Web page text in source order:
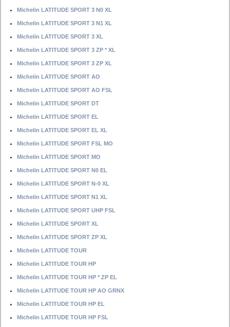
Michelin LATITUDE SPORT 3 N0 XL
Michelin LATITUDE SPORT 3 N1 XL
Michelin LATITUDE SPORT 3 XL
Michelin LATITUDE SPORT 3 ZP * XL
Michelin LATITUDE SPORT 3 ZP XL
Michelin LATITUDE SPORT AO
Michelin LATITUDE SPORT AO FSL
Michelin LATITUDE SPORT DT
Michelin LATITUDE SPORT EL
Michelin LATITUDE SPORT EL XL
Michelin LATITUDE SPORT FSL MO
Michelin LATITUDE SPORT MO
Michelin LATITUDE SPORT N0 EL
Michelin LATITUDE SPORT N-0 XL
Michelin LATITUDE SPORT N1 XL
Michelin LATITUDE SPORT UHP FSL
Michelin LATITUDE SPORT XL
Michelin LATITUDE SPORT ZP XL
Michelin LATITUDE TOUR
Michelin LATITUDE TOUR HP
Michelin LATITUDE TOUR HP * ZP EL
Michelin LATITUDE TOUR HP AO GRNX
Michelin LATITUDE TOUR HP EL
Michelin LATITUDE TOUR HP FSL